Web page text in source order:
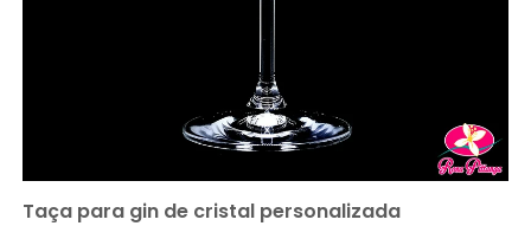
Taça para gin de cristal personalizada